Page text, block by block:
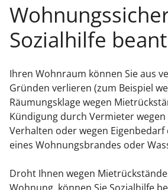
Sozialhilfe
Ihren Wohnraum können Sie aus
Gründen verlieren (zum Beispiel
Räumungsklage wegen
Kündigung durch Vermieter
Verhalten oder wegen Eigenbedarf
eines Wohnungsbrandes oder
Droht Ihnen wegen